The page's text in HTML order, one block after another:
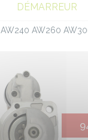
DÉMARREUR
AW240 AW260